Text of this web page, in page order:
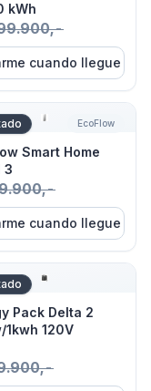
kWh
cuando llegue
Smart Home
EcoFlow
Smart Home
3
cuando llegue
Portátil 5100 BTU
Pack Delta 2 1.8Kw/
Pack Delta 2
1kwh 120V